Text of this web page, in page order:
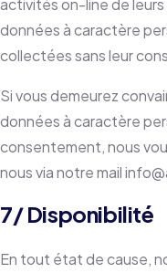
activités on-line de
données à caractère
collectées sans leur
Si vous demeurez
données à caractère
consentement, nous
nous via notre mail
7/ Disponibilité
En tout état de cause,